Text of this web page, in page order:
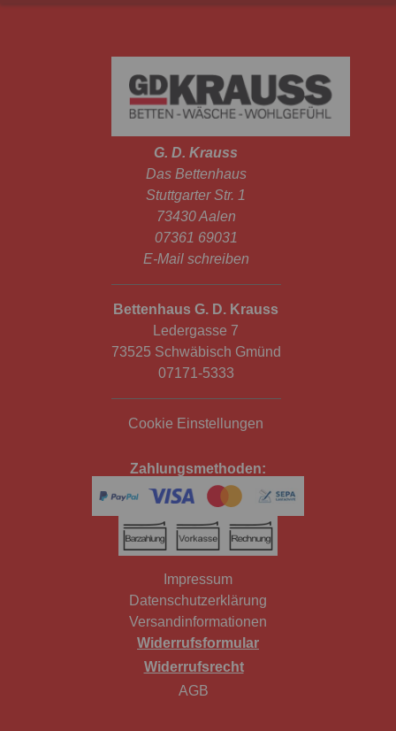
G. D. Krauss
Das Bettenhaus
Stuttgarter Str. 1
73430 Aalen
07361 69031
E-Mail schreiben
Bettenhaus G. D. Krauss
Ledergasse 7
73525 Schwäbisch Gmünd
07171-5333
Cookie Einstellungen
Zahlungsmethoden:
Impressum
Datenschutzerklärung
Versandinformationen
Widerrufsformular
Widerrufsrecht
AGB